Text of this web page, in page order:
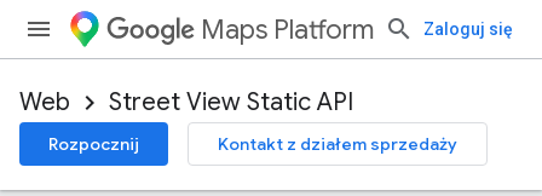
Maps Platform Zaloguj się
Web Street View Static API
Rozpocznij Kontakt z działem sprzedaży